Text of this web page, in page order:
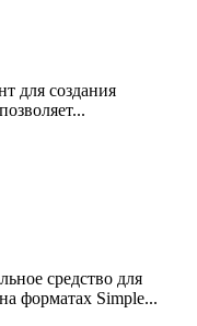
для создания
средство для
форматах Simple...